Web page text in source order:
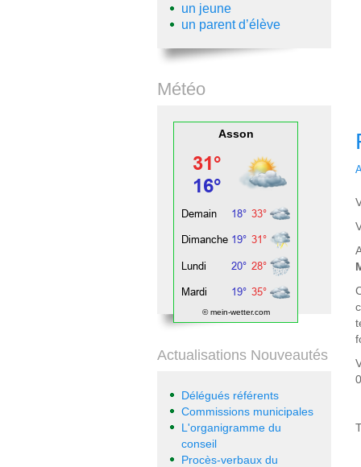
un jeune
un parent d’élève
Météo
Asson
© mein-wetter.com
Actualisations Nouveautés
Délégués référents
Commissions municipales
L'organigramme du
conseil
Procès-verbaux du